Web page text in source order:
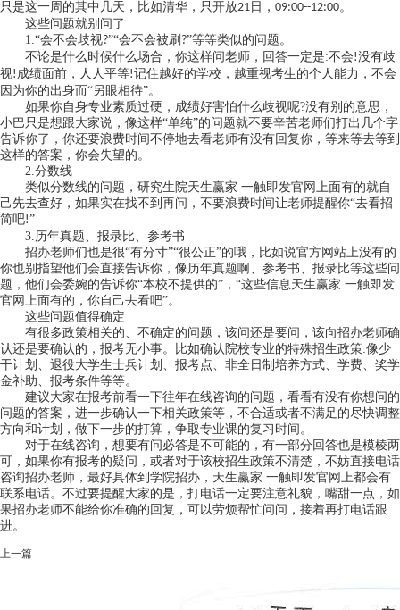
只是这一周的其中几天，比如清华，只开放21 日， 09:00--12:00。
这些问题就别问了
1.“会不会歧视?”“会不会被刷 ?”等等类似的问题。
不论是什么时候什么场合，你这样问老师，回答一定是:不会!没有歧
视! 成绩面前，人人平等!记住越好的学校，越重视考生的个人能力，不会
因为你的出身而“另眼相待”。
如果你自身专业素质过硬，成绩好害怕什么歧视呢?没有别的意思，
小巴只是想跟大家说，像这样“单纯”的问题就不要辛苦老师们打出几个字
告诉你了，你还要浪费时间不停地去看老师有没有回复你，等来等去等到
这样的答案，你会失望的。
2.分数线
类似分数线的问题，研究生院天生赢家 一触即发官网上面有的就自
己先去查好，如果实在找不到再问，不要浪费时间让老师提醒你“去看招
简吧!”
3.历年真题、报录比、参考书
招办老师们也是很“有分寸”“很公正”的哦，比如说官方网站上没有的
你也别指望他们会直接告诉你，像历年真题啊、参考书、报录比等这些问
题，他们会委婉的告诉你“本校不提供的”，“这些信息天生赢家 一触即发
官网上面有的，你自己去看吧”。
这些问题值得确定
有很多政策相关的、不确定的问题，该问还是要问，该向招办老师确
认还是要确认的，报考无小事。比如确认院校专业的特殊招生政策:像少
干计划、退役大学生士兵计划、报考点、非全日制培养方式、学费、奖学
金补助、报考条件等等。
建议大家在报考前看一下往年在线咨询的问题，看看有没有你想问的
问题的答案，进一步确认一下相关政策等，不合适或者不满足的尽快调整
方向和计划，做下一步的打算，争取专业课的复习时间。
对于在线咨询，想要有问必答是不可能的，有一部分回答也是模棱两
可，如果你有报考的疑问，或者对于该校招生政策不清楚，不妨直接电话
咨询招办老师，最好具体到学院招办，天生赢家 一触即发官网上都会有
联系电话。不过要提醒大家的是，打电话一定要注意礼貌，嘴甜一点，如
果招办老师不能给你准确的回复，可以劳烦帮忙问问，接着再打电话跟
进。
上一篇